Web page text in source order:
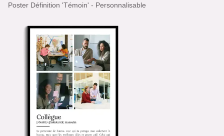
Poster Définition 'Témoin' - Personnalisable